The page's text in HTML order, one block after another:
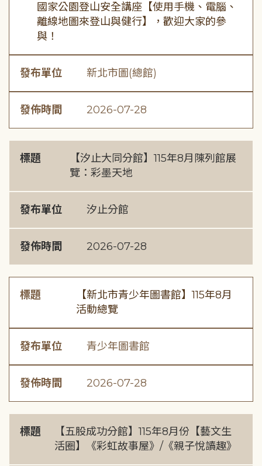
國家公園登山安全講座【使用手機、電腦、
離線地圖來登山與健行】，歡迎大家的參
與！
發布單位 新北市圖(總館)
發佈時間 2026-07-28
標題
【汐止大同分館】115年8月陳列館展
覽：彩墨天地
發布單位 汐止分館
發佈時間 2026-07-28
標題
【新北市青少年圖書館】115年8月
活動總覽
發布單位 青少年圖書館
發佈時間 2026-07-28
標題
【五股成功分館】115年8月份【藝文生
活圈】《彩虹故事屋》/《親子悅讀趣》